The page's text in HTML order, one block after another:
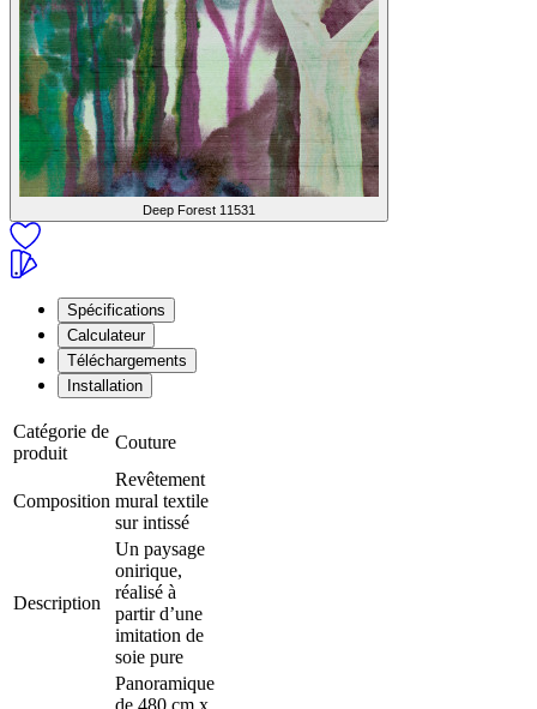
Deep Forest 11531
Spécifications
Calculateur
Téléchargements
Installation
Catégorie de
produit
Couture
Composition
Revêtement
mural textile
sur intissé
Description
Un paysage
onirique,
réalisé à
partir d’une
imitation de
soie pure
Panoramique